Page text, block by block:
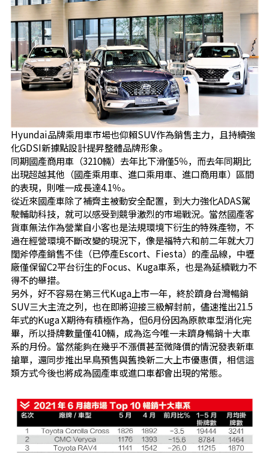
Hyundai品牌乘用車市場也仰賴SUV作為銷售主力，且持續強
化GDSI新據點設計提昇整體品牌形象。
同期國產商用車（3210輛）去年比下滑僅5％，而去年同期比
出現超越其他（國產乘用車、進口乘用車、進口商用車）區間
的表現，則唯一成長達4.1％。
從近來國產車除了補齊主被動安全配置，到大力強化ADAS駕
駛輔助科技，就可以感受到競爭激烈的市場戰況。當然國產客
貨車無法作為營業自小客也是法規環境下衍生的特殊產物，不
過在經營環境不斷改變的現況下，像是福特六和前二年就大刀
闊斧停產銷售不佳（已停產Escort、Fiesta）的產品線，中壢
廠僅保留C2平台衍生的Focus、Kuga車系，也是為延續戰力不
得不的舉措。
另外，好不容易在第三代Kuga上市一年，終於躋身台灣暢銷
SUV三大主流之列，也在即將迎接三級解封前，儘速推出21.5
年式的Kuga X期待有積極作為，但6月份因為原款車型消化完
畢，所以掛牌數量僅410輛，成為迄今唯一未躋身暢銷十大車
系的月份。當然能夠在幾乎不漲價甚至微降價的情況發表新車
搶單，還同步推出早鳥預售與舊換新二大上市優惠價，相信這
類方式今後也將成為國產車或進口車都會出現的常態。